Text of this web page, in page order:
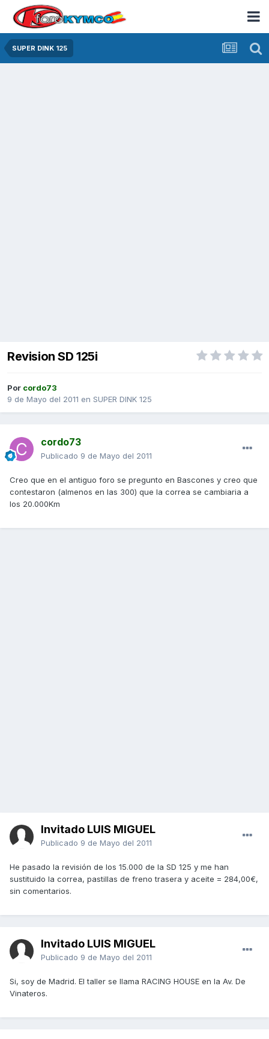
SUPER DINK 125
Revision SD 125i
Por cordo73
9 de Mayo del 2011 en SUPER DINK 125
cordo73
Publicado 9 de Mayo del 2011
Creo que en el antiguo foro se pregunto en Bascones y creo que
contestaron (almenos en las 300) que la correa se cambiaria a
los 20.000Km
Invitado LUIS MIGUEL
Publicado 9 de Mayo del 2011
He pasado la revisión de los 15.000 de la SD 125 y me han
sustituido la correa, pastillas de freno trasera y aceite = 284,00€,
sin comentarios.
Invitado LUIS MIGUEL
Publicado 9 de Mayo del 2011
Si, soy de Madrid. El taller se llama RACING HOUSE en la Av. De
Vinateros.